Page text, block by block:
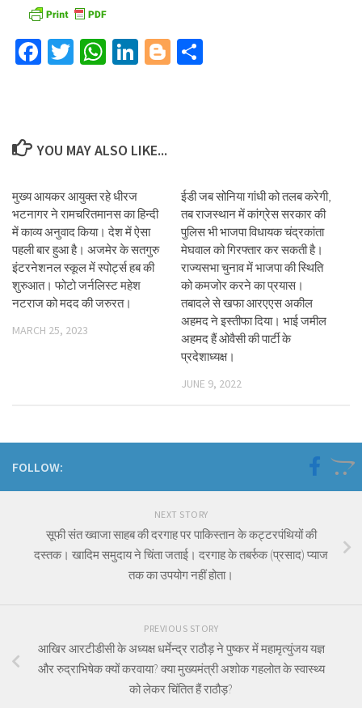
Facebook
TwitterWhatsApp
LinkedIn
Blogger
YOU MAY ALSO LIKE...
मुख्य आयकर आयुक्त रहे धीरज
भटनागर ने रामचरितमानस का हिन्दी
में काव्य अनुवाद किया। देश में ऐसा
पहली बार हुआ है। अजमेर के सतगुरु
इंटरनेशनल स्कूल में स्पोर्ट्स हब की
शुरुआत। फोटो जर्नलिस्ट महेश
नटराज को मदद की जरुरत।
MARCH 25, 2023
ईडी जब सोनिया गांधी को तलब करेगी,
तब राजस्थान में कांग्रेस सरकार की
पुलिस भी भाजपा विधायक चंद्रकांता
मेघवाल को गिरफ्तार कर सकती है।
राज्यसभा चुनाव में भाजपा की स्थिति
को कमजोर करने का प्रयास।
तबादले से खफा आरएएस अकील
अहमद ने इस्तीफा दिया। भाई जमील
अहमद हैं ओवैसी की पार्टी के
प्रदेशाध्यक्ष।
JUNE 9, 2022
FOLLOW:
NEXT STORY
सूफी संत ख्वाजा साहब की दरगाह पर पाकिस्तान के कट्टरपंथियों की
दस्तक। खादिम समुदाय ने चिंता जताई। दरगाह के तबर्रुक (प्रसाद) प्याज
तक का उपयोग नहीं होता।
PREVIOUS STORY
आखिर आरटीडीसी के अध्यक्ष धर्मेन्द्र राठौड़ ने पुष्कर में महामृत्युंजय यज्ञ
और रुद्राभिषेक क्यों करवाया? क्या मुख्यमंत्री अशोक गहलोत के स्वास्थ्य
को लेकर चिंतित हैं राठौड़?